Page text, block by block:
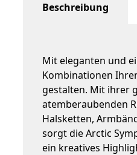
Beschreibung
Mit eleganten und
Kombinationen
gestalten. Mit ihrer
atemberaubenden
Halsketten,
sorgt die Arctic
ein kreatives